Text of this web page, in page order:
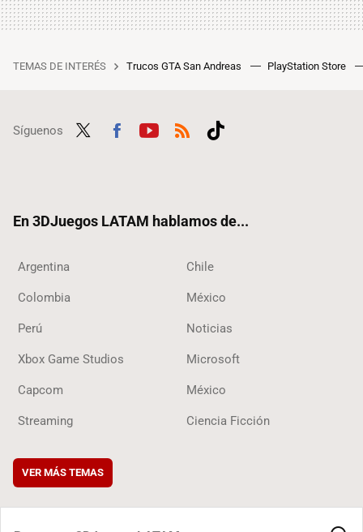
TEMAS DE INTERÉS Trucos GTA San Andreas PlayStation Store
Síguenos
En 3DJuegos LATAM hablamos de...
Argentina Chile
Colombia México
Perú Noticias
Xbox Game Studios Microsoft
Capcom México
Streaming Ciencia Ficción
VER MÁS TEMAS